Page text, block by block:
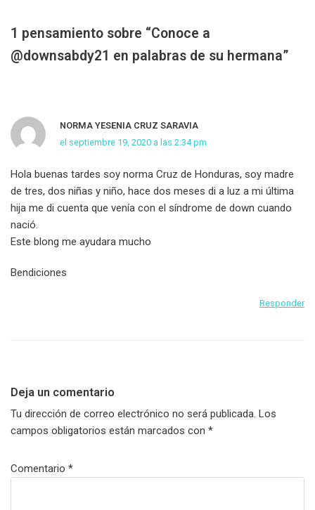
1 pensamiento sobre “Conoce a
@downsabdy21 en palabras de su hermana”
NORMA YESENIA CRUZ SARAVIA
el septiembre 19, 2020 a las 2:34 pm
Hola buenas tardes soy norma Cruz de Honduras, soy madre
de tres, dos niñas y niño, hace dos meses di a luz a mi última
hija me di cuenta que venía con el síndrome de down cuando
nació.
Este blong me ayudara mucho
Bendiciones
Responder
Deja un comentario
Tu dirección de correo electrónico no será publicada. Los
campos obligatorios están marcados con *
Comentario *